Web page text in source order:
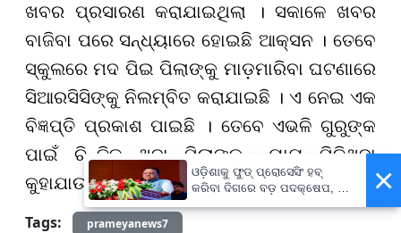
ଖବର ପ୍ରସାରଣ କରାଯାଇଥିଲା । ସକାଳେ ଖବର
ବାଜିବା ପରେ ସନ୍ଧ୍ୟାରେ ହୋଇଛି ଆକ୍ସନ । ତେବେ
ସ୍କୁଲରେ ମଦ ପିଇ ପିଲାଙ୍କୁ ମାଡ଼ମାରିବା ଘଟଣାରେ
ସିଆରସିସିଙ୍କୁ ନିଲମ୍ବିତ କରାଯାଇଛି । ଏ ନେଇ ଏକ
ବିଜ୍ଞପ୍ତି ପ୍ରକାଶ ପାଇଛି । ତେବେ ଏଭଳି ଗୁରୁଙ୍କ
ପାଇଁ ଚିନ୍ତିତ ଥିବା ପିଲାଙ୍କୁ ନ୍ୟାୟ ମିଳିଥିବା
କୁହାଯାଉଛି ।
Tags:
prameyanews7
×
ଓଡ଼ିଶାକୁ ଫୁଡ୍ ପ୍ରୋସେସିଂ ହବ୍
କରିବା ଦିଗରେ ବଡ଼ ପଦକ୍ଷେପ, ୪୨